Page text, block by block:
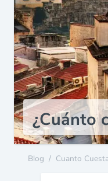
¿Cuánto
Blog / Cuanto